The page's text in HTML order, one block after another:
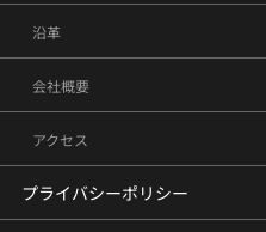
沿革
会社概要
アクセス
プライバシーポリシー